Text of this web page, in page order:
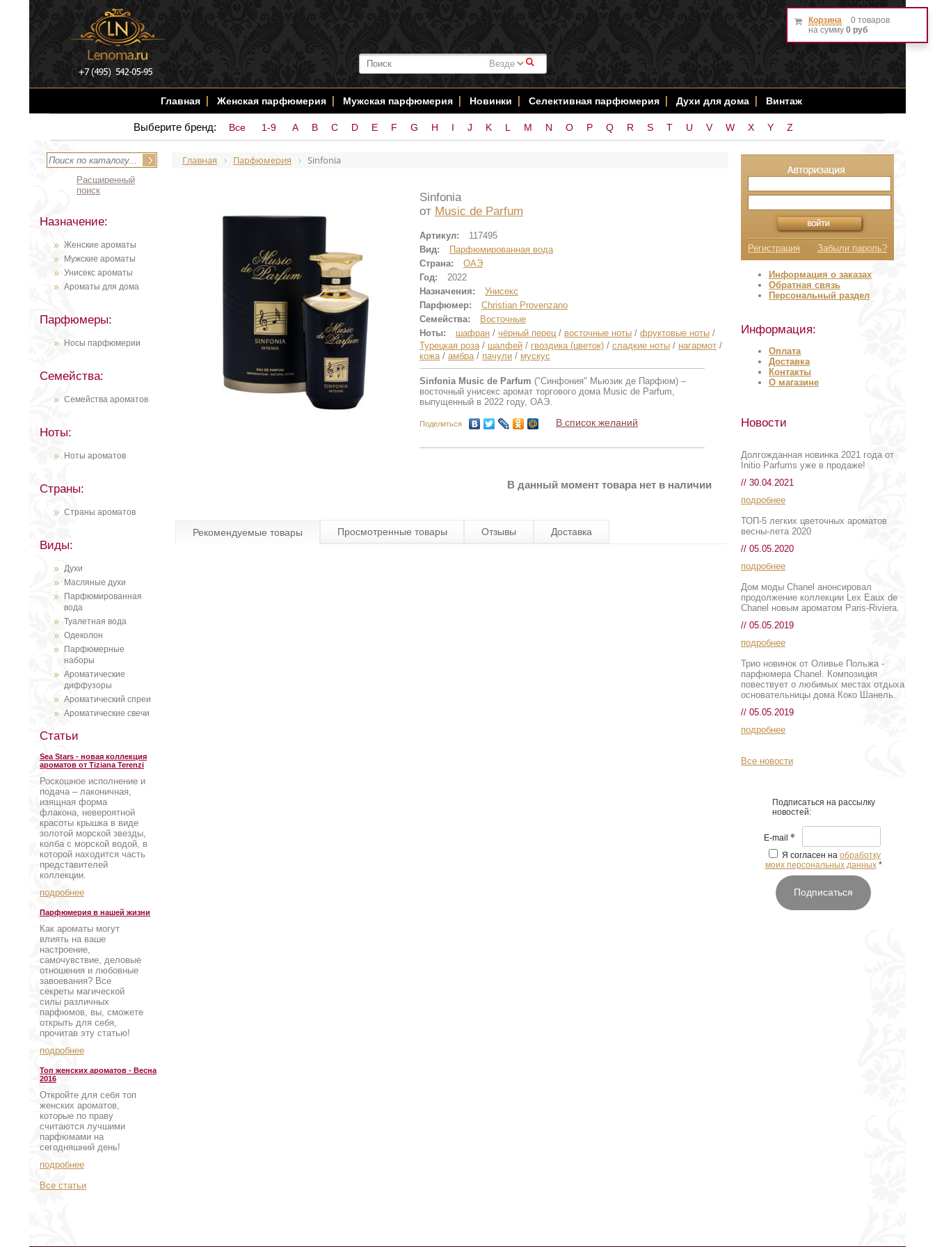
#
Главная Женская парфюмерия Мужская парфюмерия Новинки Селективная парфюмерия Духи для дома Винтаж
Выберите бренд: Все 1-9 A B C D E F G H I J K L M N O P Q R S T U V W X Y Z
Расширенный
поиск
Назначение:
Женские ароматы
Мужские ароматы
Унисекс ароматы
Ароматы для дома
Парфюмеры:
Носы парфюмерии
Семейства:
Семейства ароматов
Ноты:
Ноты ароматов
Страны:
Страны ароматов
Виды:
Духи
Масляные духи
Парфюмированная
вода
Туалетная вода
Одеколон
Парфюмерные
наборы
Ароматические
диффузоры
Ароматический спреи
Ароматические свечи
Статьи
Sea Stars - новая коллекция
ароматов от Tiziana Terenzi
Роскошное исполнение и
подача – лаконичная,
изящная форма
флакона, невероятной
красоты крышка в виде
золотой морской звезды,
колба с морской водой, в
которой находится часть
представителей
коллекции.
подробнее
Парфюмерия в нашей жизни
Как ароматы могут
влиять на ваше
настроение,
самочувствие, деловые
отношения и любовные
завоевания? Все
секреты магической
силы различных
парфюмов, вы, сможете
открыть для себя,
прочитав эту статью!
подробнее
Топ женских ароматов - Весна
2016
Откройте для себя топ
женских ароматов,
которые по праву
считаются лучшими
парфюмами на
сегодняшний день!
подробнее
Все статьи
Главная Парфюмерия Sinfonia
Sinfonia
от Music de Parfum
Артикул:
117495
Вид:
Парфюмированная вода
Страна:
ОАЭ
Год:
2022
Назначения:
Унисекс
Парфюмер:
Christian Provenzano
Семейства:
Восточные
Ноты:
шафран / чёрный перец / восточные ноты / фруктовые ноты /
Турецкая роза/ шалфей / гвоздика (цветок) / сладкие ноты / нагармот /
кожа/ амбра/ пачули / мускус
Sinfonia Music de Parfum ("Синфония" Мьюзик де Парфюм) –
восточный унисекс аромат торгового дома Music de Parfum,
выпущенный в 2022 году, ОАЭ.
Поделиться В список желаний
В данный момент товара нет в наличии
Рекомендуемые товары Просмотренные товары Отзывы Доставка
Корзина
0 товаров
на сумму 0 руб
Регистрация Забыли пароль?
Информация о заказах
Обратная связь
Персональный раздел
Информация:
Оплата
Доставка
Контакты
О магазине
Новости
Долгожданная новинка 2021 года от
Initio Parfums уже в продаже!
// 30.04.2021
подробнее
ТОП-5 легких цветочных ароматов
весны-лета 2020
// 05.05.2020
подробнее
Дом моды Chanel анонсировал
продолжение коллекции Lex Eaux de
Chanel новым ароматом Paris-Riviera.
// 05.05.2019
подробнее
Трио новинок от Оливье Польжа -
парфюмера Chanel. Композиция
повествует о любимых местах отдыха
основательницы дома Коко Шанель.
// 05.05.2019
подробнее
Все новости
Подписаться на рассылку
новостей:
E-mail *
Я согласен на обработку
моих персональных данных *
Подписаться